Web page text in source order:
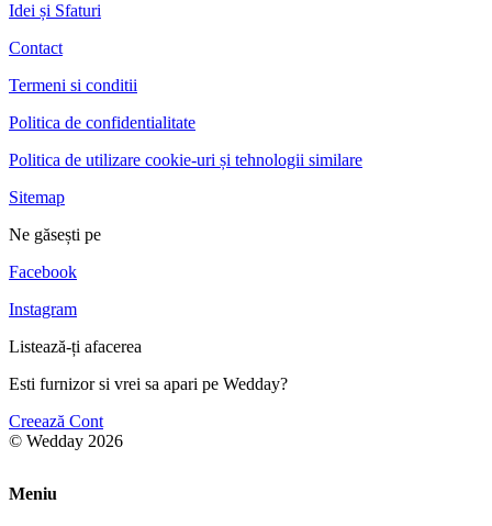
Idei și Sfaturi
Contact
Termeni si conditii
Politica de confidentialitate
Politica de utilizare cookie-uri și tehnologii similare
Sitemap
Ne găsești pe
Facebook
Instagram
Listează-ți afacerea
Esti furnizor si vrei sa apari pe Wedday?
Creează Cont
© Wedday 2026
Meniu